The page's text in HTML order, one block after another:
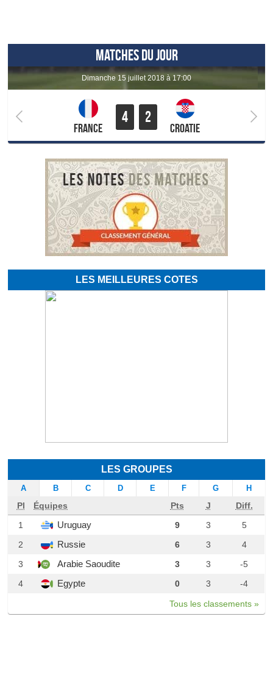
MATCHES DU JOUR
dimanche 15 juillet 2018 à 17:00
France
4 2
Croatie
LES MEILLEURES COTES
LES GROUPES
A B C D E F G H
Pl Équipes Pts J
Diff.
1
Uruguay 9 3
5
2
Russie 6 3
4
3
Arabie Saoudite 3 3
-5
4
Egypte 0 3 -4
Tous les classements »